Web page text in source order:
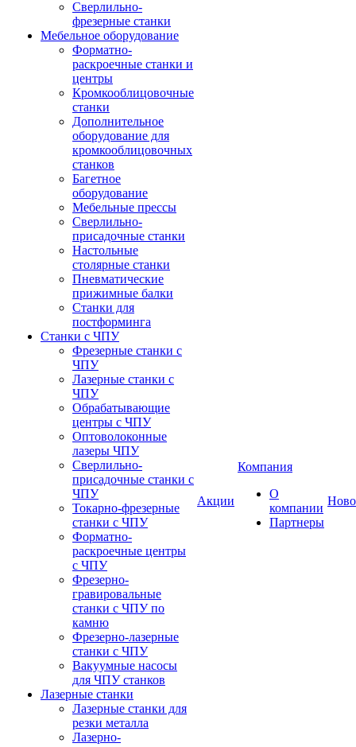
Сверлильно-
фрезерные станки
Мебельное оборудование
Форматно-
раскроечные станки и
центры
Кромкооблицовочные
станки
Дополнительное
оборудование для
кромкооблицовочных
станков
Багетное
оборудование
Мебельные прессы
Сверлильно-
присадочные станки
Настольные
столярные станки
Пневматические
прижимные балки
Станки для
постформинга
Станки с ЧПУ
Фрезерные станки с
ЧПУ
Лазерные станки с
ЧПУ
Обрабатывающие
центры с ЧПУ
Оптоволоконные
лазеры ЧПУ
Сверлильно-
присадочные станки с
ЧПУ
Токарно-фрезерные
станки с ЧПУ
Форматно-
раскроечные центры
с ЧПУ
Фрезерно-
гравировальные
станки с ЧПУ по
камню
Фрезерно-лазерные
станки с ЧПУ
Вакуумные насосы
для ЧПУ станков
Лазерные станки
Лазерные станки для
резки металла
Лазерно-
Акции
Компания
О
компании
Партнеры